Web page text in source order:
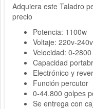
Adquiera este Taladro
precio
Potencia: 1100w
Voltaje: 220v-
Velocidad: 0-
Capacidad
Electrónico y
Función percutor
0-44.800 golpes
Se entrega con